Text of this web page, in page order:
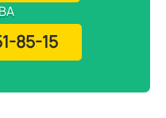
85-15